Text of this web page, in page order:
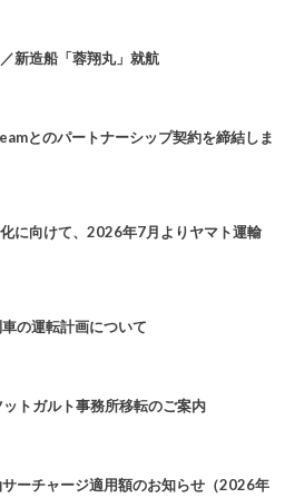
新造船「蓉翔丸」就航
とのパートナーシップ契約を締結しま
に向けて、2026年7月よりヤマト運輸
の運転計画について
トガルト事務所移転のご案内
ーチャージ適用額のお知らせ（2026年